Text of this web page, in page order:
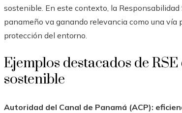
sostenible. En este contexto, la
panameño va ganando relevancia como una
protección del entorno.
Ejemplos destacados de
sostenible
Autoridad del Canal de Panamá (ACP):